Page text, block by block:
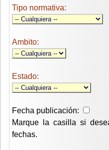
Tipo normativa:
Ambito:
Estado:
Fecha publicación:
Marque la casilla si
fechas.